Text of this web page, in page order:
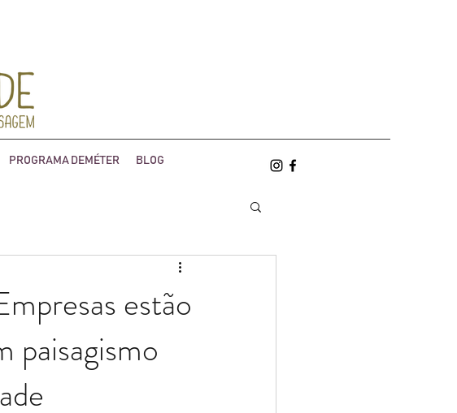
PROGRAMA DEMÉTER BLOG
estão
paisagismo